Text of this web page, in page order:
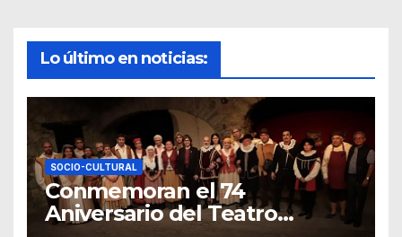
Lo último en noticias:
SOCIO-CULTURAL
Conmemoran el 74
Aniversario del Teatro